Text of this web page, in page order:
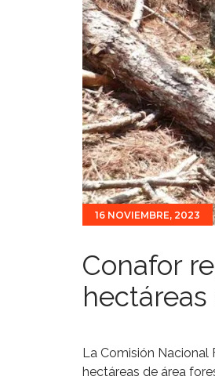
16 NOVIEMBRE, 2023
Conafor
La Comisión Nacional
hectáreas de área